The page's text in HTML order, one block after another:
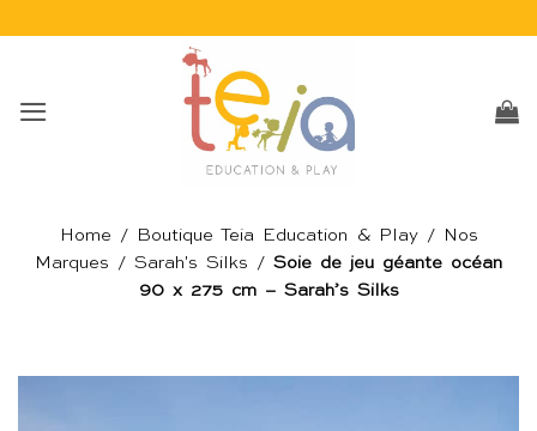
Home / Boutique Teia Education & Play/
Nos
Marques / Sarah's Silks / Soie de jeu géante océan
90 x 275 cm – Sarah’s Silks